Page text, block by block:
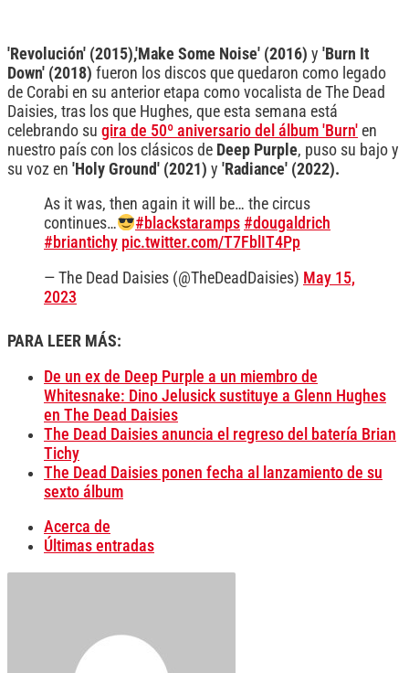
'Revolución' (2015),'Make Some Noise' (2016) y 'Burn It
Down' (2018) fueron los discos que quedaron como legado
de Corabi en su anterior etapa como vocalista de The Dead
Daisies, tras los que Hughes, que esta semana está
celebrando su gira de 50º aniversario del álbum 'Burn' en
nuestro país con los clásicos de Deep Purple, puso su bajo y
su voz en 'Holy Ground' (2021) y 'Radiance' (2022).
As it was, then again it will be… the circus
continues…
#blackstaramps #dougaldrich
#briantichy pic.twitter.com/T7FblIT4Pp
— The Dead Daisies (@TheDeadDaisies) May 15,
2023
PARA LEER MÁS:
De un ex de Deep Purple a un miembro de
Whitesnake: Dino Jelusick sustituye a Glenn Hughes
en The Dead Daisies
The Dead Daisies anuncia el regreso del batería Brian
Tichy
The Dead Daisies ponen fecha al lanzamiento de su
sexto álbum
Acerca de
Últimas entradas